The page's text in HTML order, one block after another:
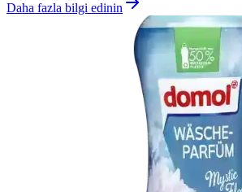
Daha fazla bilgi edinin